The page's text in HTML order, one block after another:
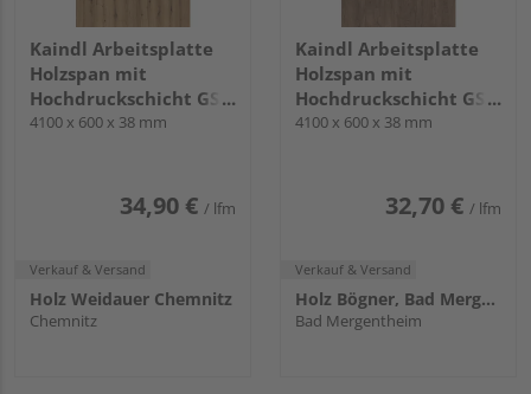
Kaindl Arbeitsplatte
Holzspan mit
Hochdruckschicht GS3
0 K5574 AW Eiche
4100 x 600 x 38 mm
34,90 € / lfm
Verkauf & Versand
Holz Weidauer Chemnitz
Chemnitz
Kaindl Arbeitsplatte
Holzspan mit
Hochdruckschicht GS3
0 K5413 AW Eiche
4100 x 600 x 38 mm
32,70 € / lfm
Verkauf & Versand
Holz Bögner, Bad Mergentheim
Bad Mergentheim